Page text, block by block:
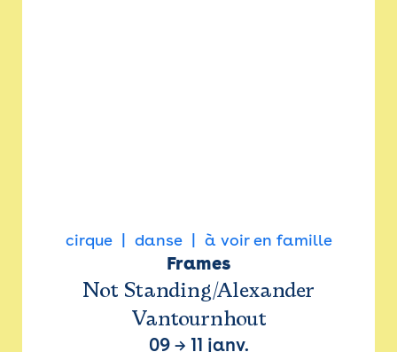
cirque danse à voir en famille
Frames
Not Standing/Alexander
Vantournhout
09→ 11 janv.